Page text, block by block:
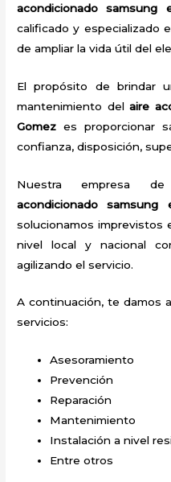
acondicionado samsung
calificado y especializado
de ampliar la vida útil del
El propósito de brindar
mantenimiento delaire
Gomez es proporcionar
confianza, disposición,
Nuestra empresa
acondicionado samsung
solucionamos imprevistos
nivel local y nacional
agilizando el servicio.
A continuación, te damos
servicios:
Asesoramiento
Prevención
Reparación
Mantenimiento
Instalación a nivel
Entre otros